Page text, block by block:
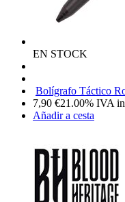
EN STOCK
Bolígrafo Táctico
7,90 €21.00% IVA
Añadir a cesta